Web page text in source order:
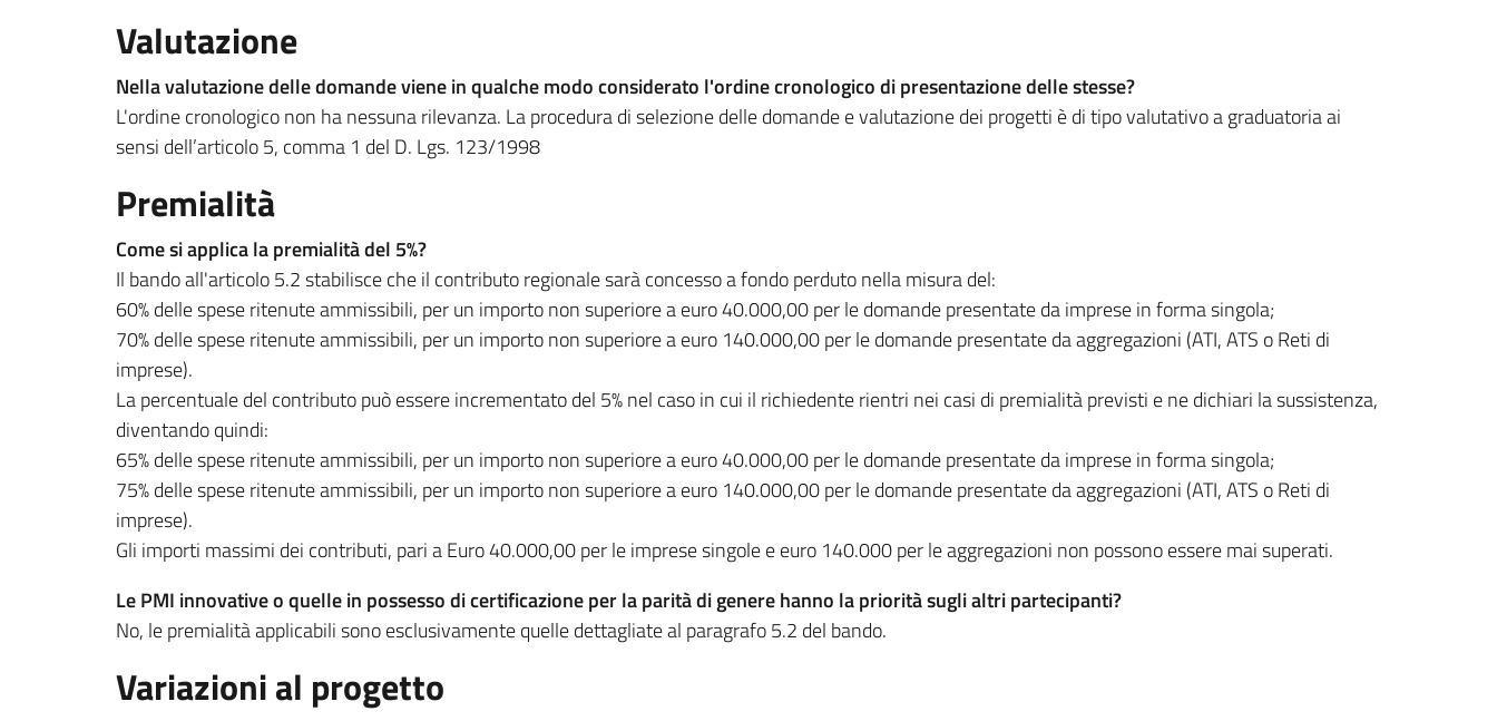
Valutazione
Nella valutazione delle domande viene in qualche modo considerato l'ordine cronologico di presentazione delle stesse?
L'ordine cronologico non ha nessuna rilevanza. La procedura di selezione delle domande e valutazione dei progetti è di tipo valutativo a graduatoria ai
sensi dell’articolo 5, comma 1 del D. Lgs. 123/1998
Premialità
Come si applica la premialità del 5%?
Il bando all'articolo 5.2 stabilisce che il contributo regionale sarà concesso a fondo perduto nella misura del:
60% delle spese ritenute ammissibili, per un importo non superiore a euro 40.000,00 per le domande presentate da imprese in forma singola;
70% delle spese ritenute ammissibili, per un importo non superiore a euro 140.000,00 per le domande presentate da aggregazioni (ATI, ATS o Reti di
imprese).
La percentuale del contributo può essere incrementato del 5% nel caso in cui il richiedente rientri nei casi di premialità previsti e ne dichiari la sussistenza,
diventando quindi:
65% delle spese ritenute ammissibili, per un importo non superiore a euro 40.000,00 per le domande presentate da imprese in forma singola;
75% delle spese ritenute ammissibili, per un importo non superiore a euro 140.000,00 per le domande presentate da aggregazioni (ATI, ATS o Reti di
imprese).
Gli importi massimi dei contributi, pari a Euro 40.000,00 per le imprese singole e euro 140.000 per le aggregazioni non possono essere mai superati.
Le PMI innovative o quelle in possesso di certificazione per la parità di genere hanno la priorità sugli altri partecipanti?
No, le premialità applicabili sono esclusivamente quelle dettagliate al paragrafo 5.2 del bando.
Variazioni al progetto